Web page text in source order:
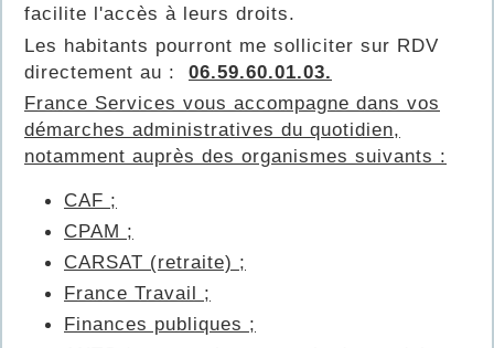
facilite l'accès à leurs droits.
Les habitants pourront me solliciter sur RDV
directement au : 06.59.60.01.03.
France Services vous accompagne dans vos
démarches administratives du quotidien,
notamment auprès des organismes suivants :
CAF ;
CPAM ;
CARSAT (retraite) ;
France Travail ;
Finances publiques ;